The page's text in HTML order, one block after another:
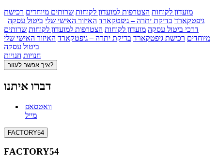
מועדון לקוחות הצטרפות למועדון לקוחות שרותים מיוחדים רכישת
גיפטקארד בדיקת יתרה – גיפטקארד האיזור האישי שלי ביטול עסקה
דרכי ביטול עסקה מועדון לקוחות הצטרפות למועדון לקוחות שרותים
מיוחדים רכישת גיפטקארד בדיקת יתרה – גיפטקארד האיזור האישי שלי
ביטול עסקה
חנויות חנויות
איך אפשר לעזור?
דברו איתנו
וואטסאפ
מייל
FACTORY54
FACTORY54